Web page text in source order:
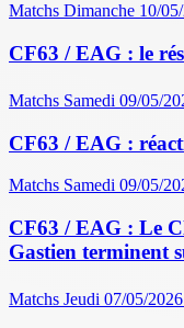
Matchs Dimanche 10/
CF63 / EAG : le
Matchs Samedi 09/05/
CF63 / EAG :
Matchs Samedi 09/05/
CF63 / EAG : Le
Gastien terminent
Matchs Jeudi 07/05/2026